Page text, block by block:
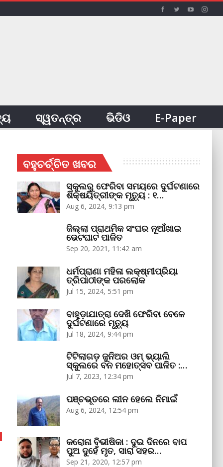
ସ୍ୱତନ୍ତ୍ର ଭିଡିଓ E-Paper
ବହୁଚର୍ଚ୍ଚିତ ଖବର
ସ୍କୁଲରୁ ଫେରିବା ସମୟରେ ଦୁର୍ଘଟଣାରେ
ଶିକ୍ଷୟିତ୍ରୀଙ୍କ ମୃତ୍ୟୁ : ୧…
Aug 6, 2024, 9:13 pm
ଜିଲ୍ଲା ପ୍ରାଥମିକ ସଂଘର ନୂଆଁଖାଇ
ଭେଟଘାଟ ପାଳିତ
Sep 20, 2021, 11:42 am
ଧର୍ମପ୍ରାଣା ମହିଳା ଲକ୍ଷ୍ମୀପ୍ରିୟା
ତ୍ରିପାଠୀଙ୍କ ପରଲୋକ
Jul 15, 2024, 5:51 pm
ବାହୁଡ଼ାଯାତ୍ରା ଦେଖି ଫେରିବା ବେଳେ
ଦୁର୍ଘଟଣାରେ ମୃତ୍ୟୁ
Jul 18, 2024, 9:44 pm
ଟିଟିଲାଗଡ଼ ଜୁନିଅର ଓମ୍‌ ଭ୍ୟାଲି
ସ୍କୁଲରେ ବନ ମହୋତ୍ସବ ପାଳିତ :…
Jul 7, 2023, 12:34 pm
ପଞ୍ଚଭୂତରେ ଲୀନ ହେଲେ ନିମାଇଁ
Aug 6, 2024, 12:54 pm
କରୋନା ବିଭୀଷିକା : ଦୁଇ ଦିନରେ ବାପ
ପୁଅ ଦୁହେଁ ମୃତ, ସାରା ସହର…
Sep 21, 2020, 12:57 pm